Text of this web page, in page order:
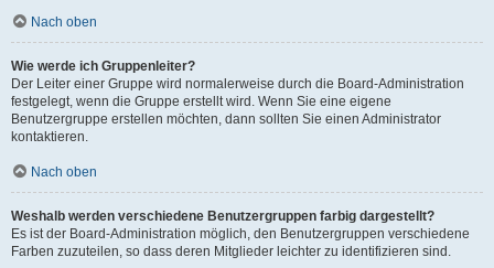
Nach oben
Wie werde ich Gruppenleiter?
Der Leiter einer Gruppe wird normalerweise durch die Board-Administration
festgelegt, wenn die Gruppe erstellt wird. Wenn Sie eine eigene
Benutzergruppe erstellen möchten, dann sollten Sie einen Administrator
kontaktieren.
Nach oben
Weshalb werden verschiedene Benutzergruppen farbig dargestellt?
Es ist der Board-Administration möglich, den Benutzergruppen verschiedene
Farben zuzuteilen, so dass deren Mitglieder leichter zu identifizieren sind.